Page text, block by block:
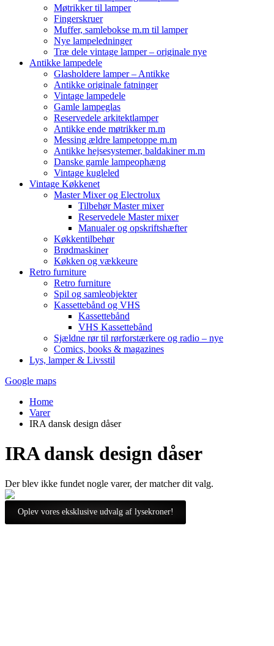
Møtrikker til lamper
Fingerskruer
Muffer, samlebokse m.m til lamper
Nye lampeledninger
Træ dele vintage lamper – originale nye
Antikke lampedele
Glasholdere lamper – Antikke
Antikke originale fatninger
Vintage lampedele
Gamle lampeglas
Reservedele arkitektlamper
Antikke ende møtrikker m.m
Messing ældre lampetoppe m.m
Antikke hejsesystemer, baldakiner m.m
Danske gamle lampeophæng
Vintage kugleled
Vintage Køkkenet
Master Mixer og Electrolux
Tilbehør Master mixer
Reservedele Master mixer
Manualer og opskriftshæfter
Køkkentilbehør
Brødmaskiner
Køkken og vækkeure
Retro furniture
Retro furniture
Spil og samleobjekter
Kassettebånd og VHS
Kassettebånd
VHS Kassettebånd
Sjældne rør til rørforstærkere og radio – nye
Comics, books & magazines
Lys, lamper & Livsstil
Google maps
Home
Varer
IRA dansk design dåser
IRA dansk design dåser
Der blev ikke fundet nogle varer, der matcher dit valg.
Oplev vores eksklusive udvalg af lysekroner!